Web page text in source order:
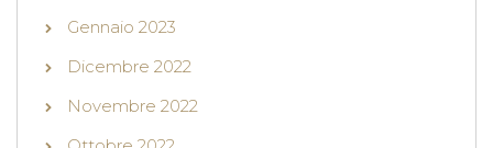
Gennaio 2023
Dicembre 2022
Novembre 2022